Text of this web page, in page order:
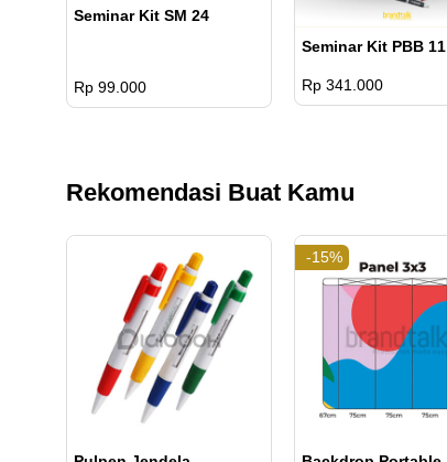
Seminar Kit SM 24
Rp 99.000
Seminar Kit PBB 11
Rp 341.000
Rekomendasi Buat Kamu
-15%